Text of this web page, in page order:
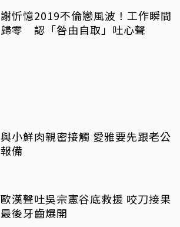
謝忻憶2019不倫戀風波！工作瞬間
歸零 認「咎由自取」吐心聲
與小鮮肉親密接觸 愛雅要先跟老公
報備
歐漢聲吐吳宗憲谷底救援 咬刀接果
最後牙齒爆開